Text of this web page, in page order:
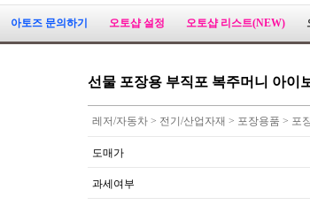
아토즈 문의하기 오토샵 설정 오토샵 리스트(NEW)
선물 포장용 부직포 복주머니 아이
레저/자동차 > 전기/산업자재 > 포장용품 > 포
도매가
과세여부